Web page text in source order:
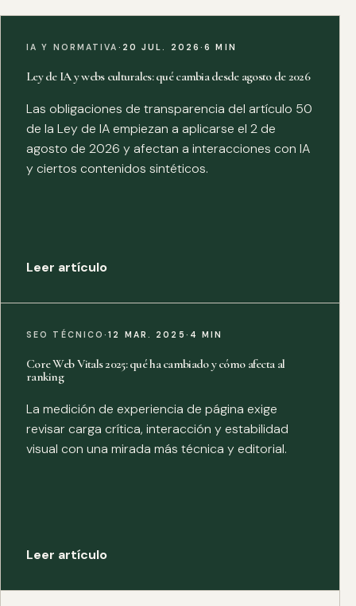
IA Y NORMATIVA · 20 JUL. 2026·6 MIN
Ley de IA y webs culturales: qué cambia desde agosto de 2026
Las obligaciones de transparencia del artículo 50
de la Ley de IA empiezan a aplicarse el 2 de
agosto de 2026 y afectan a interacciones con IA
y ciertos contenidos sintéticos.
Leer artículo
SEO TÉCNICO·12 MAR. 2025 · 4 MIN
Core Web Vitals 2025: qué ha cambiado y cómo afecta al
ranking
La medición de experiencia de página exige
revisar carga crítica, interacción y estabilidad
visual con una mirada más técnica y editorial.
Leer artículo